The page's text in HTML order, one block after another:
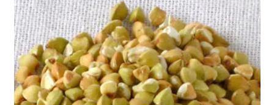
להכין איתו ירקות כבושים אבל לא תקבלו תכולת חיידקים טובים רק טעם.
הניזלטר שכתבתי אודות החמצת חמוצים זכ